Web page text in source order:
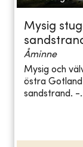
Mysig
Åminne
Mysig och
östra
sandstrand. -